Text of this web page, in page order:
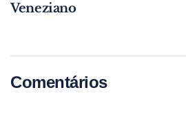
Veneziano
Comentários